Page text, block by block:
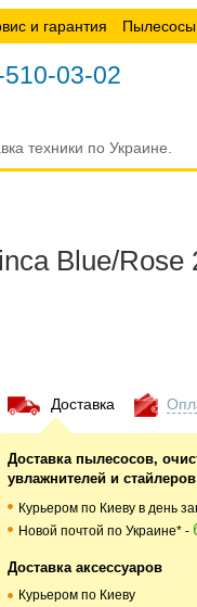
и гарантия
510-03-02
техники по Украине.
Blue/Rose
Доставка
Доставка пылесосов,
увлажнителей и стайлеров
Курьером по Киеву в день
Новой почтой по Украине* -
Доставка аксессуаров
Курьером по Киеву